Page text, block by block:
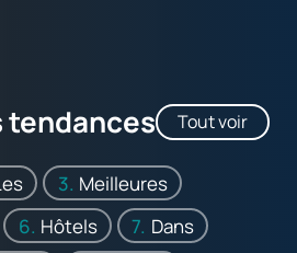
tendances Tout voir
Meilleures
Hôtels Dans